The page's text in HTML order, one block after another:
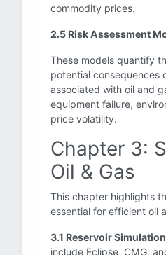
commodity prices.
2.5 Risk Assessment
These models quantify
potential consequences
associated with oil and
equipment failure,
price volatility.
Chapter 3:
Oil & Gas
This chapter highlights
essential for efficient oil
3.1 Reservoir
include Eclipse, CMG,